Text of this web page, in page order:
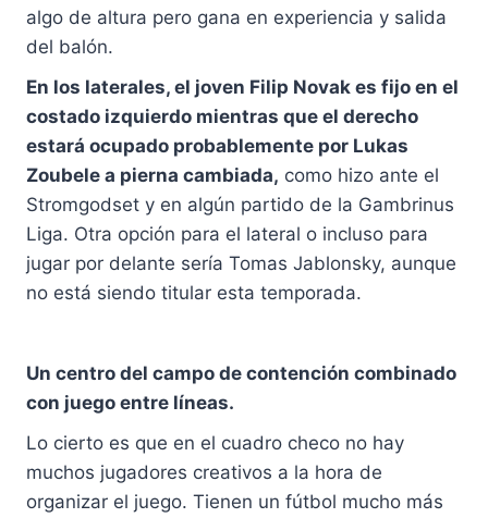
algo de altura pero gana en experiencia y salida
del balón.
En los laterales, el joven Filip Novak es fijo en el
costado izquierdo mientras que el derecho
estará ocupado probablemente por Lukas
Zoubele a pierna cambiada, como hizo ante el
Stromgodset y en algún partido de la Gambrinus
Liga. Otra opción para el lateral o incluso para
jugar por delante sería Tomas Jablonsky, aunque
no está siendo titular esta temporada.
Un centro del campo de contención combinado
con juego entre líneas.
Lo cierto es que en el cuadro checo no hay
muchos jugadores creativos a la hora de
organizar el juego. Tienen un fútbol mucho más